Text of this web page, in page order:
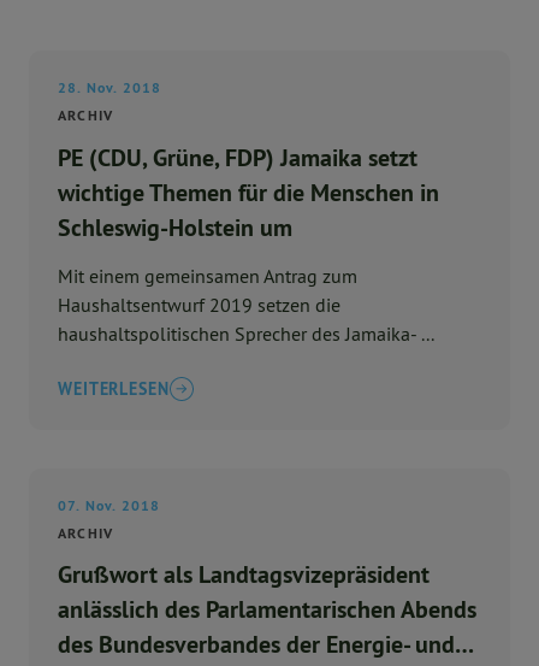
28. Nov. 2018
ARCHIV
PE (CDU, Grüne, FDP) Jamaika setzt
wichtige Themen für die Menschen in
Schleswig-Holstein um
Mit einem gemeinsamen Antrag zum
Haushaltsentwurf 2019 setzen die
haushaltspolitischen Sprecher des Jamaika- ...
WEITERLESEN
07. Nov. 2018
ARCHIV
Grußwort als Landtagsvizepräsident
anlässlich des Parlamentarischen Abends
des Bundesverbandes der Energie- und